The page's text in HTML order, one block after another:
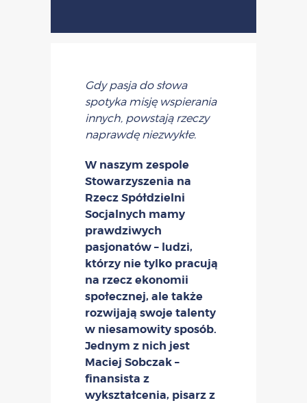
Gdy pasja do słowa
spotyka misję wspierania
innych, powstają rzeczy
naprawdę niezwykłe.
W naszym zespole
Stowarzyszenia na
Rzecz Spółdzielni
Socjalnych mamy
prawdziwych
pasjonatów – ludzi,
którzy nie tylko pracują
na rzecz ekonomii
społecznej, ale także
rozwijają swoje talenty
w niesamowity sposób.
Jednym z nich jest
Maciej Sobczak –
finansista z
wykształcenia, pisarz z